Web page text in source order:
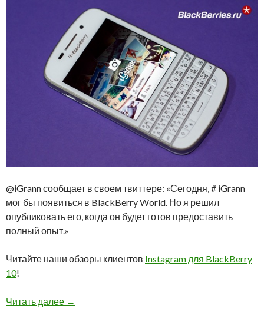
@iGrann сообщает в своем твиттере: «Сегодня, # iGrann
мог бы появиться в BlackBerry World. Но я решил
опубликовать его, когда он будет готов предоставить
полный опыт.»
Читайте наши обзоры клиентов Instagram для BlackBerry
10!
Читать далее iGrann пока не появится в BlackBerry World
→